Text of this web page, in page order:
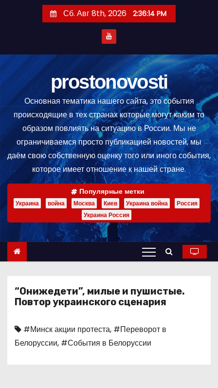
е
р
ж
м
Сб. Авг 8th, 2026 2:36:15 PM
prostonovosti
Основная тематика нашего сайта, это события
происходящие в тех странах которые могут каким то
образом повлиять на ситуацию в России. Мы не
ограничиваемся просто публикацией новостей, мы
даём свою собственную оценку того или иного события,
которое имеет отношение к нашей стране.
Популярные метки
Украина война Москва Киев Украина война
Россия
Украина Россия
“Онижедети”, милые и пушистые.
Повтор украинского сценария
#Минск акции протеста, #Переворот в
Белоруссии, #События в Белоруссии